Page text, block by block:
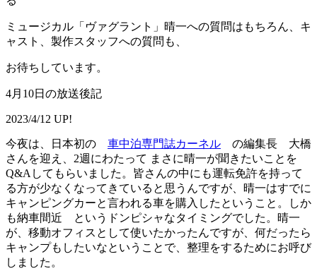
ミュージカル「ヴァグラント」晴一への質問はもちろん、キ
ャスト、製作スタッフへの質問も、
お待ちしています。
4月10日の放送後記
2023/4/12 UP!
今夜は、日本初の 車中泊専門誌カーネル の編集長 大橋
さんを迎え、2週にわたって まさに晴一が聞きたいことを
Q&Aしてもらいました。皆さんの中にも運転免許を持って
る方が少なくなってきていると思うんですが、晴一はすでに
キャンピングカーと言われる車を購入したということ。しか
も納車間近 というドンピシャなタイミングでした。晴一
が、移動オフィスとして使いたかったんですが、何だったら
キャンプもしたいなということで、整理をするためにお呼び
しました。